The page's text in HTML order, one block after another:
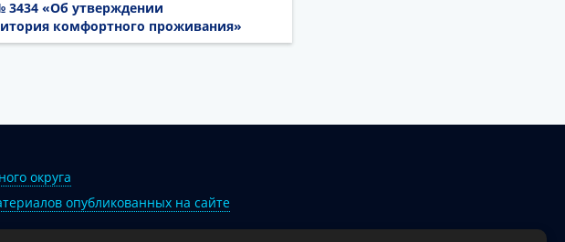
3434 «Об утверждении
комфортного проживания»
округа
опубликованных на сайте